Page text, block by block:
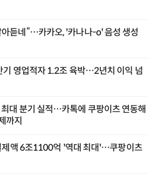
아듣네”…카카오, '카나나-o' 음성 생성
기 영업적자 1.2조 육박…2년치 이익 넘
최대 분기 실적…카톡에 쿠팡이츠 연동해
까지
제액 6조1100억 '역대 최대'…쿠팡이츠